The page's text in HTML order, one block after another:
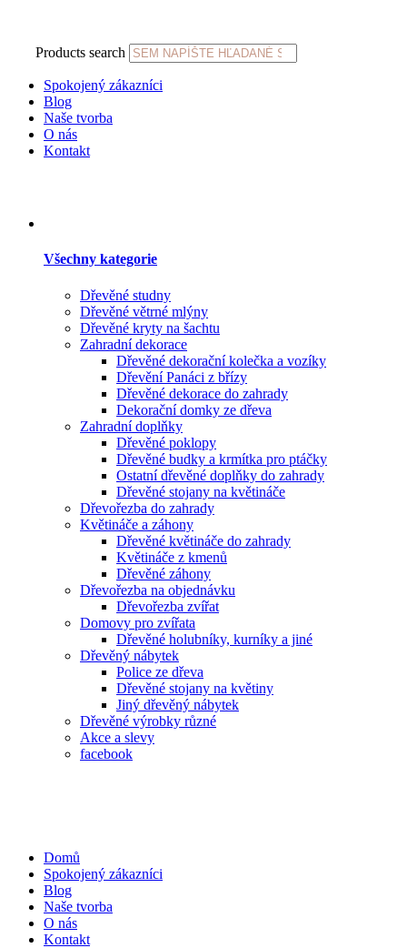
Products search
Spokojený zákazníci
Blog
Naše tvorba
O nás
Kontakt
Všechny kategorie
Dřevěné studny
Dřevěné větrné mlýny
Dřevěné kryty na šachtu
Zahradní dekorace
Dřevěné dekorační kolečka a vozíky
Dřevění Panáci z břízy
Dřevěné dekorace do zahrady
Dekorační domky ze dřeva
Zahradní doplňky
Dřevěné poklopy
Dřevěné budky a krmítka pro ptáčky
Ostatní dřevěné doplňky do zahrady
Dřevěné stojany na květináče
Dřevořezba do zahrady
Květináče a záhony
Dřevěné květináče do zahrady
Květináče z kmenů
Dřevěné záhony
Dřevořezba na objednávku
Dřevořezba zvířat
Domovy pro zvířata
Dřevěné holubníky, kurníky a jiné
Dřevěný nábytek
Police ze dřeva
Dřevěné stojany na květiny
Jiný dřevěný nábytek
Dřevěné výrobky různé
Akce a slevy
facebook
Domů
Spokojený zákazníci
Blog
Naše tvorba
O nás
Kontakt